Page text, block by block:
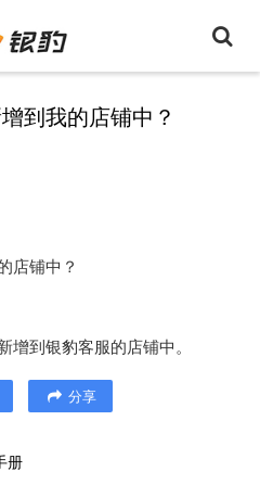
到我的店铺中？
店铺中？
到银豹客服的店铺中。
分享
册